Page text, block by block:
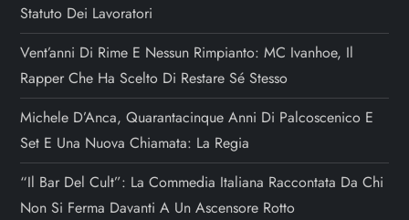
Statuto Dei Lavoratori
Vent’anni Di Rime E Nessun Rimpianto: MC Ivanhoe, Il
Rapper Che Ha Scelto Di Restare Sé Stesso
Michele D’Anca, Quarantacinque Anni Di Palcoscenico E
Set E Una Nuova Chiamata: La Regia
“Il Bar Del Cult”: La Commedia Italiana Raccontata Da Chi
Non Si Ferma Davanti A Un Ascensore Rotto